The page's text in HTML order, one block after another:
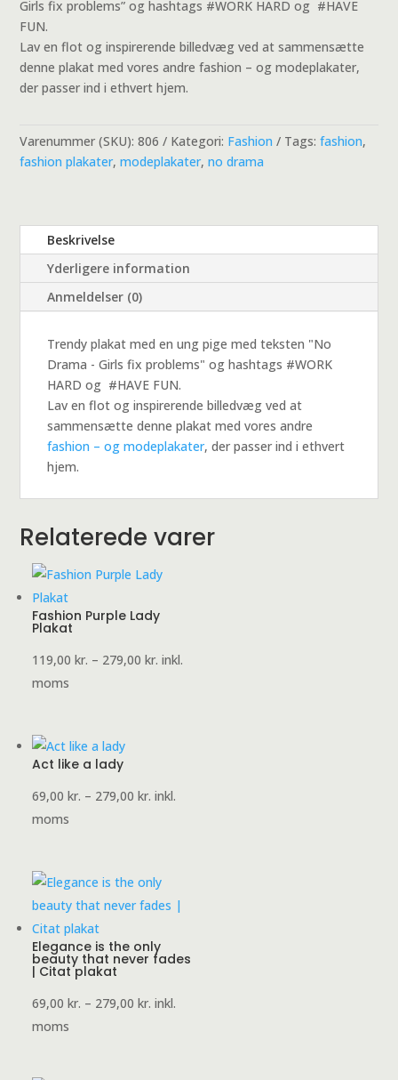
Girls fix problems” og hashtags #WORK HARD og #HAVE
FUN.
Lav en flot og inspirerende billedvæg ved at sammensætte
denne plakat med vores andre fashion – og modeplakater,
der passer ind i ethvert hjem.
Varenummer (SKU):806 Kategori: Fashion Tags:fashion,
fashion plakater,modeplakater,no drama
Beskrivelse
Yderligere information
Anmeldelser (0)
Trendy plakat med en ung pige med teksten "No
Drama - Girls fix problems" og hashtags #WORK
HARD og #HAVE FUN.
Lav en flot og inspirerende billedvæg ved at
sammensætte denne plakat med vores andre
fashion – og modeplakater, der passer ind i ethvert
hjem.
Relaterede varer
Fashion Purple Lady
Plakat
119,00kr. – 279,00kr. Prisinterval:
inkl.
moms
Act like a lady
69,00kr. – 279,00kr. Prisinterval:
inkl.
moms
Elegance is the only
beauty that never fades
| Citat plakat
69,00kr. – 279,00kr. Prisinterval:
inkl.
moms